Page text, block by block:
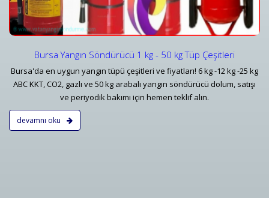
Bursa Yangın Söndürücü 1 kg - 50 kg Tüp Çeşitleri
Bursa'da en uygun yangın tüpü çeşitleri ve fiyatları! 6 kg -12 kg -25 kg
ABC KKT, CO2, gazlı ve 50 kg arabalı yangın söndürücü dolum, satışı
ve periyodik bakımı için hemen teklif alın.
devamnı oku